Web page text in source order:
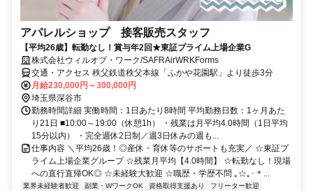
アパレルショップ 接客販売スタッフ
【平均26歳】転勤なし！賞与年2回★東証プライム上場企業G
株式会社ウィルオブ・ワーク/SAFRAirWRKForms
交通・アクセス 秩父鉄道秩父本線「ふかや花園駅」より徒歩3分
月給230,000円～300,000円
埼玉県深谷市
勤務時間詳細 実働時間：1日あたり8時間 平均勤務日数：1ヶ月あた
り21日 ■10:00～19:00（休憩1h） ・残業は月平均4.0時間（1日平均
15分以内） ・完全週休2日制／週3日休みの週も...
仕事内容 ＼平均26歳！◎産休・育休等のサポートも充実／ ☆東証プ
ライム上場企業グループ ☆残業月平均【4.0時間】 ☆転勤なし！現場
への直行直帰OK◎ ☆未経験大歓迎 ☆職歴・学歴不問 ｡☆｡･＊...
業界未経験者歓迎 副業・WワークOK 資格取得支援あり
フリーター歓迎